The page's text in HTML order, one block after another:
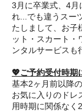
3月に卒業式、4月
れ...でも違うスー
たしまして、お子
ット・スカート・
ンタルサービスも
💖ご予約受付時期
基本2ヶ月前以降
お気に入りのドレ
用時期に関係なく